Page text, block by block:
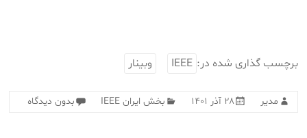
برچسب گذاری شده در: IEEE وبینار
مدیر ۲۸ آذر ۱۴۰۱ بخش ایران IEEE بدون دیدگاه